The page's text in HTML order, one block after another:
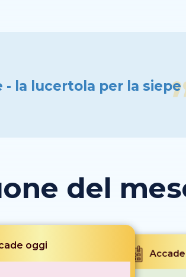
- la lucertola per la siepe
del
oggi